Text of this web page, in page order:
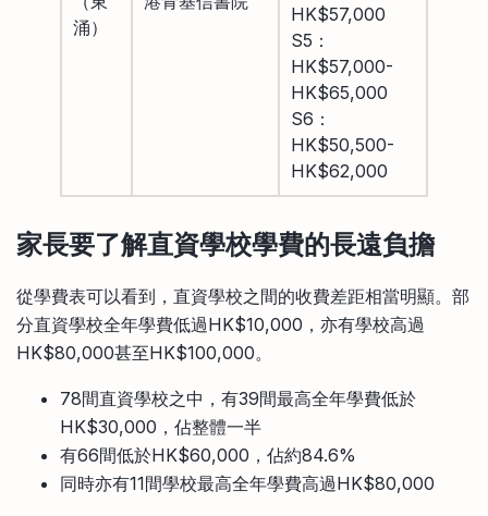
涌）
HK$57,000
S5：
HK$57,000-
HK$65,000
S6：
HK$50,500-
HK$62,000
家長要了解直資學校學費的長遠負擔
從學費表可以看到，直資學校之間的收費差距相當明顯。部
分直資學校全年學費低過HK$10,000，亦有學校高過
HK$80,000甚至HK$100,000。
78間直資學校之中，有39間最高全年學費低於
HK$30,000，佔整體一半
有66間低於HK$60,000，佔約84.6%
同時亦有11間學校最高全年學費高過HK$80,000